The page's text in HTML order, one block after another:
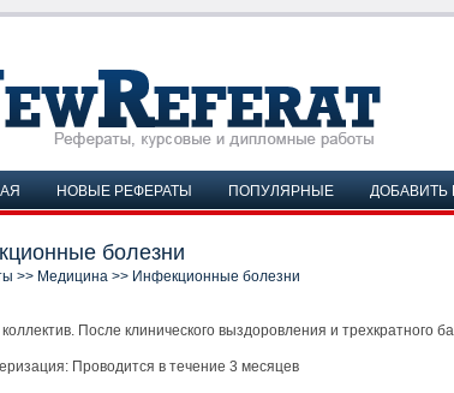
НОВЫЕ РЕФЕРАТЫ ПОПУЛЯРНЫЕ ДОБАВИТЬ
болезни
>> Медицина >> Инфекционные болезни
коллектив. После клинического выздоровления и трехкратного
Проводится в течение 3 месяцев